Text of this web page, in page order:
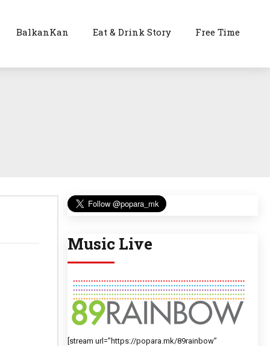
BalkanKan Eat & Drink Story Free Time
Music Live
[stream url=”https://popara.mk/89rainbow”